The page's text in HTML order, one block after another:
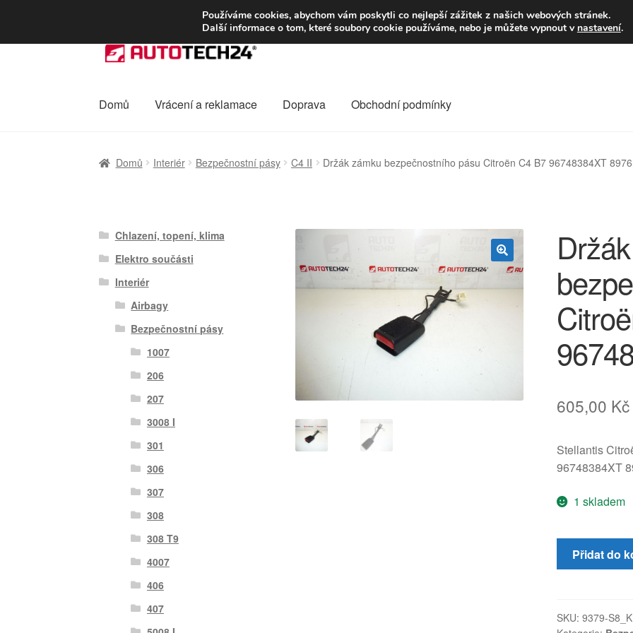
DOPRAVA od 139,-Kč Volejte
Přeskočit
na
Přejít
webu
Domů Vrácení a reklamace Doprava Obchodní podmínky
Domů Interiér Bezpečnostní pásy C4 II Držák zámku bezpečnostního pásu Citroën C4 B7 96748384XT
🔍
605,00 Kč
Stellantis
96748384XT
1 skladem
Držák
zámku
Citroën
Přidat do
SKU: 9379-
Chlazení, topení, klima
Elektro součásti
Interiér
Airbagy
Bezpečnostní pásy
1007
206
207
3008 I
301
306
307
308
308 T9
4007
406
407
Používáme cookies, abychom vám poskytli co nejlepší zážitek z našich webových stránek.
Další informace o tom, které soubory cookie používáme, nebo je můžete vypnout v nastavení.